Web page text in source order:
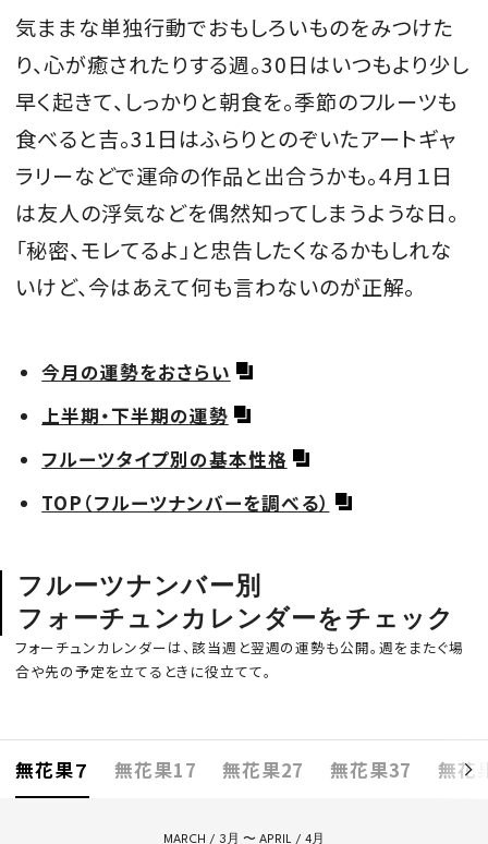
ログイン・新規会員登録
FOLLOW US
MAGAZINE
SPUR 2026 JULY
2026年9月号
2026-07-23発売
最新号を試し読み
気ままな単独行動でおもしろいものをみつけた
り、心が癒されたりする週。30日はいつもより少し
早く起きて、しっかりと朝食を。季節のフルーツも
食べると吉。31日はふらりとのぞいたアートギャ
ラリーなどで運命の作品と出合うかも。４月１日
は友人の浮気などを偶然知ってしまうような日。
「秘密、モレてるよ」と忠告したくなるかもしれな
いけど、今はあえて何も言わないのが正解。
今月の運勢をおさらい
上半期・下半期の運勢
フルーツタイプ別の基本性格
TOP（フルーツナンバーを調べる）
フルーツナンバー別
フォーチュンカレンダーをチェック
フォーチュンカレンダーは、該当週と翌週の運勢も公開。週をまたぐ場
合や先の予定を立てるときに役立てて。
無花果７ 無花果17 無花果27 無花果37 無花